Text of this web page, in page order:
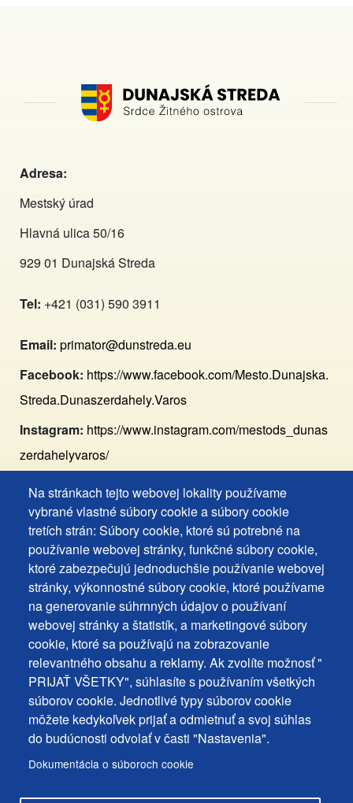
Na stránkach tejto webovej lokality používame
vybrané vlastné súbory cookie a súbory cookie
tretích strán: Súbory cookie, ktoré sú potrebné na
používanie webovej stránky, funkčné súbory cookie,
ktoré zabezpečujú jednoduchšie používanie webovej
stránky, výkonnostné súbory cookie, ktoré používame
na generovanie súhrnných údajov o používaní
webovej stránky a štatistík, a marketingové súbory
cookie, ktoré sa používajú na zobrazovanie
relevantného obsahu a reklamy. Ak zvolíte možnosť "
PRIJAŤ VŠETKY", súhlasíte s používaním všetkých
súborov cookie. Jednotlivé typy súborov cookie
môžete kedykoľvek prijať a odmietnuť a svoj súhlas
do budúcnosti odvolať v časti "Nastavenia".
Dokumentácia o súboroch cookie
Adresa:
Mestský úrad
Hlavná ulica 50/16
929 01 Dunajská Streda
Tel: +421 (031) 590 3911
Email: primator@dunstreda.eu
Facebook: https://www.facebook.com/Mesto.Dunajska.
Streda.Dunaszerdahely.Varos
Instagram: https://www.instagram.com/mestods_dunas
zerdahelyvaros/
Footer
MENU
Kontakty
Mapa stránky
Mestské správy
Footer
Cookies
+
ochrana
osobných
udajov
Vyhlásenie o prístupnosti
Často kladené otázky
Ochrana osobných údajov
Používanie súborov cookies
Nastavenie cookies
Podnety a spätná väzba